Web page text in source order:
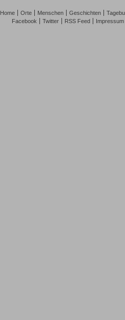
Home Orte Menschen Geschichten
Facebook
Twitter RSS Feed Impressum